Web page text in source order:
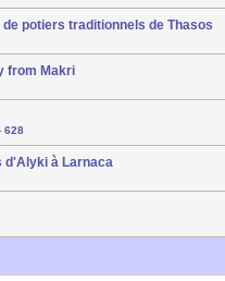
potiers traditionnels de Thasos
from Makri
628
d'Alyki à Larnaca